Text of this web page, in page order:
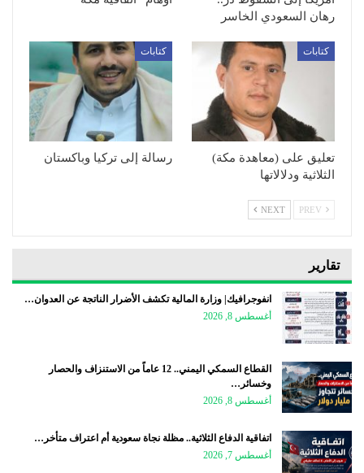
رهان السعودي الخاسر
كتابات
تعليق على (معاهدة مكة)
الثلاثية ودلالاتها
كتابات
رسالة إلى تركيا وباكستان
NEXT
تقارير
انفوجرافيك| وزارة المالية تكشف الأضرار الناتجة عن العدوان…
أغسطس 8, 2026
القطاع السمكي اليمني.. 12 عاماً من الاستنزاف والحصار
وخسائر…
أغسطس 8, 2026
اتفاقية الدفاع الثلاثية.. مظلة نجاة سعودية أم اعتراف متأخر…
أغسطس 7, 2026